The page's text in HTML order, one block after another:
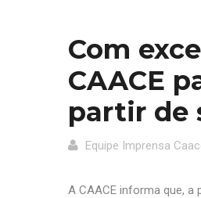
Com
CAACE
partir de
Equipe Imprensa
A CAACE informa que, a